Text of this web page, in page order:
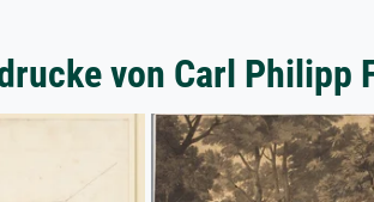
von Carl Philipp